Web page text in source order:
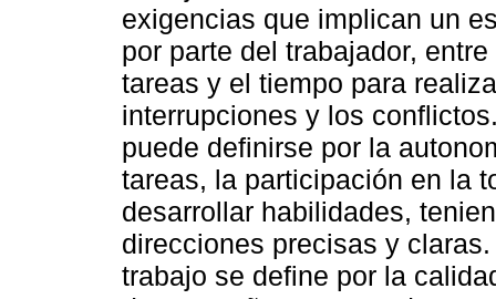
exigencias que implican un
por parte del trabajador,
tareas y el tiempo para
interrupciones y los
puede definirse por la
tareas, la participación en la
desarrollar habilidades,
direcciones precisas y
trabajo se define por la